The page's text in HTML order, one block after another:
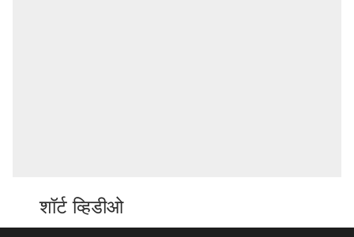
शॉर्ट व्हिडीओ